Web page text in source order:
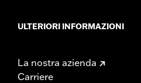
ULTERIORI INFORMAZIONI
La nostra azienda
Carriere